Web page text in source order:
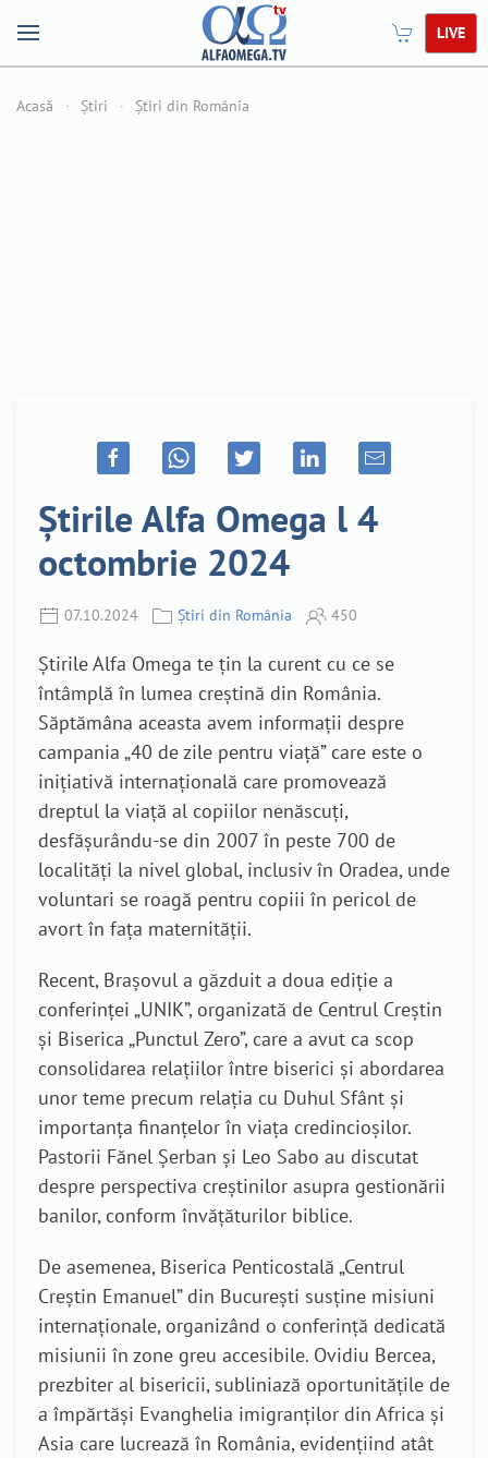
LIVE
Acasă Știri Știri din România
Știrile Alfa Omega l 4
octombrie 2024
07.10.2024 Știri din România 450
Știrile Alfa Omega te țin la curent cu ce se
întâmplă în lumea creștină din România.
Săptămâna aceasta avem informații despre
campania „40 de zile pentru viață” care este o
inițiativă internațională care promovează
dreptul la viață al copiilor nenăscuți,
desfășurându-se din 2007 în peste 700 de
localități la nivel global, inclusiv în Oradea, unde
voluntari se roagă pentru copiii în pericol de
avort în fața maternității.
Recent, Brașovul a găzduit a doua ediție a
conferinței „UNIK”, organizată de Centrul Creștin
și Biserica „Punctul Zero”, care a avut ca scop
consolidarea relațiilor între biserici și abordarea
unor teme precum relația cu Duhul Sfânt și
importanța finanțelor în viața credincioșilor.
Pastorii Fănel Șerban și Leo Sabo au discutat
despre perspectiva creștinilor asupra gestionării
banilor, conform învățăturilor biblice.
De asemenea, Biserica Penticostală „Centrul
Creștin Emanuel” din București susține misiuni
internaționale, organizând o conferință dedicată
misiunii în zone greu accesibile. Ovidiu Bercea,
prezbiter al bisericii, subliniază oportunitățile de
a împărtăși Evanghelia imigranților din Africa și
Asia care lucrează în România, evidențiind atât